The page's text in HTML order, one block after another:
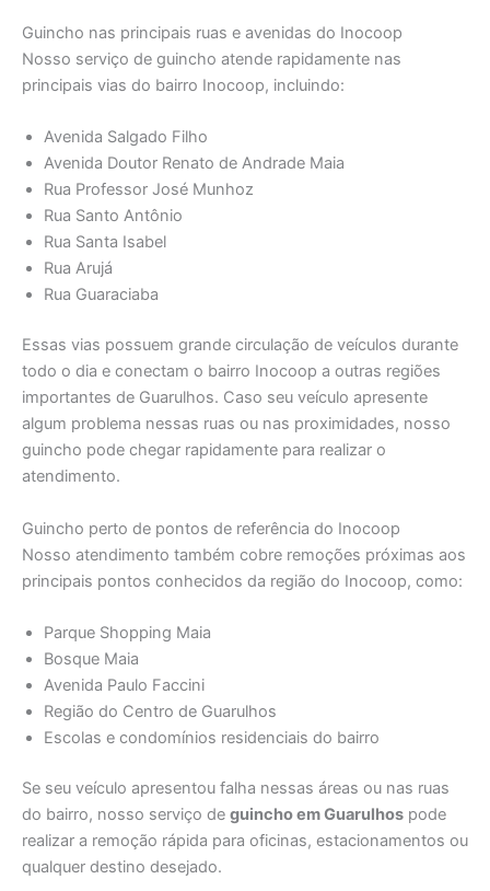
Guincho nas principais ruas e avenidas do Inocoop
Nosso serviço de guincho atende rapidamente nas
principais vias do bairro Inocoop, incluindo:
Avenida Salgado Filho
Avenida Doutor Renato de Andrade Maia
Rua Professor José Munhoz
Rua Santo Antônio
Rua Santa Isabel
Rua Arujá
Rua Guaraciaba
Essas vias possuem grande circulação de veículos durante
todo o dia e conectam o bairro Inocoop a outras regiões
importantes de Guarulhos. Caso seu veículo apresente
algum problema nessas ruas ou nas proximidades, nosso
guincho pode chegar rapidamente para realizar o
atendimento.
Guincho perto de pontos de referência do Inocoop
Nosso atendimento também cobre remoções próximas aos
principais pontos conhecidos da região do Inocoop, como:
Parque Shopping Maia
Bosque Maia
Avenida Paulo Faccini
Região do Centro de Guarulhos
Escolas e condomínios residenciais do bairro
Se seu veículo apresentou falha nessas áreas ou nas ruas
do bairro, nosso serviço de guincho em Guarulhos pode
realizar a remoção rápida para oficinas, estacionamentos ou
qualquer destino desejado.